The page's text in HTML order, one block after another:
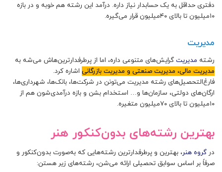
دفتری حداقل به یک حسابدار نیاز داره. درآمد این رشته هم خوبه و در بازه
۱۰میلیون تا بالای ۴۰میلیون قرار می‌گیره.
مدیریت
رشته مدیریت گرایش‌های متنوعی داره، اما از پرطرفدارترین‌هاش می‌شه به
مدیریت مالی، مدیریت صنعتی و مدیریت بازرگانی اشاره کرد.
فارغ‌التحصیل‌های رشته مدیریت می‌تونن در شرکت‌ها، بانک‌ها، شهرداری‌ها،
ارگان‌های دولتی، سازمان‌ها و… استخدام بشن و بازه درآمدی‌شون هم از
۱۰میلیون تا بالای ۷۰میلیون متغیره.
بهترین رشته‌های بدون‌کنکور هنر
در گروه هنر، بهترین و پرطرفدارترین رشته‌هایی که به‌صورت بدون‌کنکور و
صرفاً بر اساس سوابق تحصیلی ارائه می‌شن، رشته‌های زیر هستن: